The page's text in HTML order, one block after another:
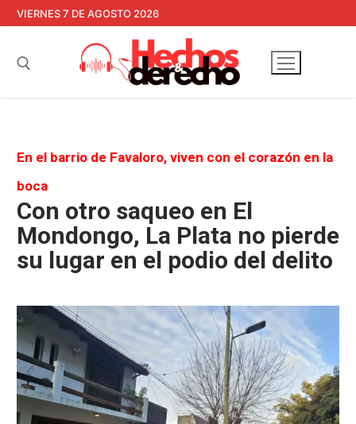
contenido
VIERNES 7 DE AGOSTO 2026
En el barrio de Favaloro, viven con el corazón en la
boca
Con otro saqueo en El
Mondongo, La Plata no pierde
su lugar en el podio del delito